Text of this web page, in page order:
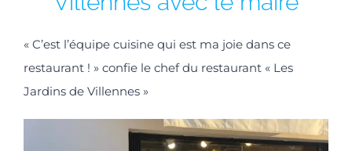
« C’est l’équipe cuisine qui est ma joie dans ce
restaurant ! » confie le chef du restaurant « Les
Jardins de Villennes »